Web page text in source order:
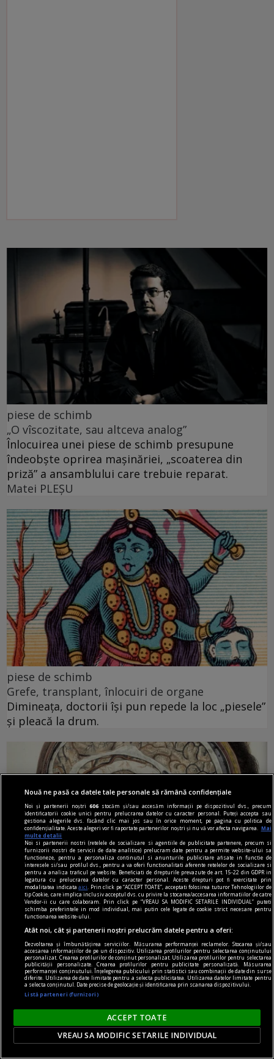
piese de schimb
„O vîscozitate, sau altceva analog”
Înlocuirea unei piese de schimb presupune
îndeobște oprirea mașinăriei, „scoaterea din
priză” a ansamblului care trebuie reparat.
Matei PLEŞU
piese de schimb
Grefe, transplant, înlocuiri de organe
Dimineața, doctorii își pun repede la loc „piesele”
și pleacă la drum.
piese de schimb
Despre viața eternă. Un creier în borcan
ă mă salvez în cer? Păi, ce discutăm noi aici,
domnule, neuroștiințe, filosofie, transumanism
sau teologie? În halul ăsta am ajuns? Doamne
ferește!
Nouă ne pasă ca datele tale personale să rămână confidențiale
Noi și partenerii noștri606 stocăm și/sau accesăm informații pe dispozitivul dvs., precum
identificatorii cookie unici pentru prelucrarea datelor cu caracter personal. Puteți accepta sau
gestiona alegerile dvs. făcând clic mai jos sau în orice moment, pe pagina cu politica de
confidențialitate. Aceste alegeri vor fi raportate partenerilor noștri și nu vă vor afecta navigarea.
Mai
multe detalii
Noi si partenerii nostri (retelele de socializare si agentiile de publicitate partenere, precum si
furnizorii nostri de servicii de date analitice) prelucram date pentru a permite website-ului sa
functioneze, pentru a personaliza continutul si anunturile publicitare afisate in functie de
interesele si/sau profilul dvs., pentru a va oferi functionalitati aferente retelelor de socializare si
pentru a analiza traficul pe website. Beneficiati de drepturile prevazute de art. 15-22 din GDPR in
legatura cu prelucrarea datelor cu caracter personal. Aceste drepturi pot fi exercitate prin
modalitatea indicataaici
. Prin click pe “ACCEPT TOATE”, acceptati folosirea tuturor Tehnologiilor de
tip Cookie, care implica inclusiv acceptul dvs. cu privire la stocarea/accesarea informatiilor de catre
Vendor-ii cu care colaboram. Prin click pe “VREAU SA MODIFIC SETARILE INDIVIDUAL” puteti
schimba preferintele in mod individual, mai putin cele legate de cookie strict necesare pentru
functionarea website-ului.
Atât noi, cât și partenerii noștri prelucrăm datele pentru a oferi:
Dezvoltarea și îmbunătățirea serviciilor. Măsurarea performanței reclamelor. Stocarea și/sau
accesarea informațiilor de pe un dispozitiv. Utilizarea profilurilor pentru selectarea conținutului
personalizat. Crearea profilurilor de conținut personalizat. Utilizarea profilurilor pentru selectarea
publicității personalizate. Crearea profilurilor pentru publicitate personalizată. Măsurarea
performanței conținutului. Înțelegerea publicului prin statistici sau combinații de date din surse
diferite. Utilizarea de date limitate pentru a selecta publicitatea. Utilizarea datelor limitate pentru
a selecta conținutul. Date precise de geolocație și identificarea prin scanarea dispozitivului.
Listă parteneri (furnizori)
ACCEPT TOATE
VREAU SA MODIFIC SETARILE INDIVIDUAL